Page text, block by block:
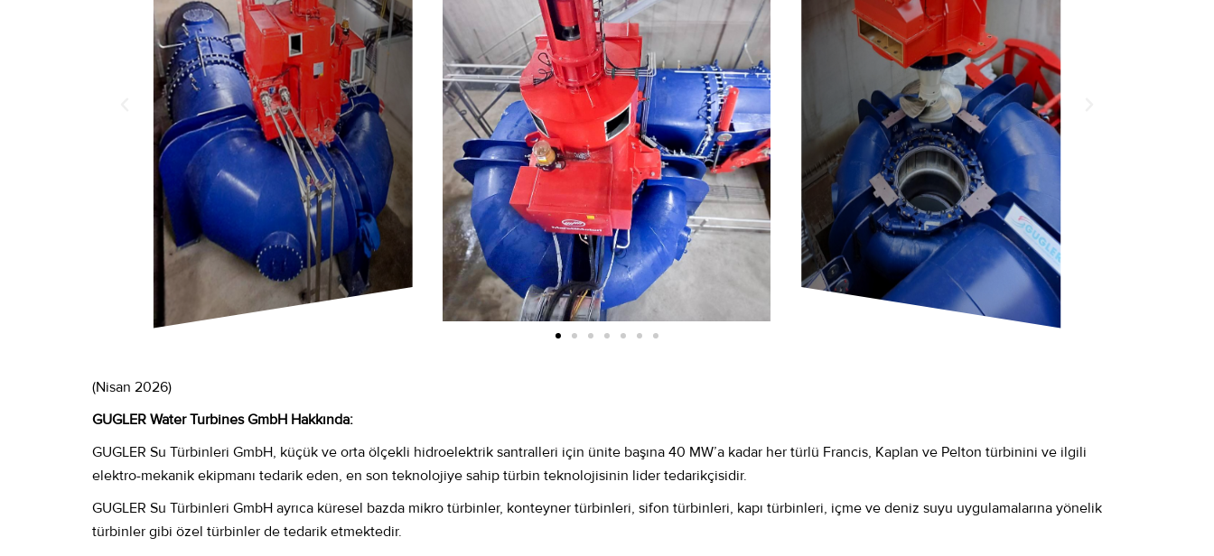
(Nisan 2026)
GUGLER Water Turbines GmbH Hakkında:
GUGLER Su Türbinleri GmbH, küçük ve orta ölçekli hidroelektrik santralleri için ünite başına 40 MW’a kadar her türlü Francis, Kaplan ve Pelton türbinini ve ilgili
elektro-mekanik ekipmanı tedarik eden, en son teknolojiye sahip türbin teknolojisinin lider tedarikçisidir.
GUGLER Su Türbinleri GmbH ayrıca küresel bazda mikro türbinler, konteyner türbinleri, sifon türbinleri, kapı türbinleri, içme ve deniz suyu uygulamalarına yönelik
türbinler gibi özel türbinler de tedarik etmektedir.